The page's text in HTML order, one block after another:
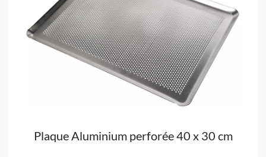
Plaque Aluminium perforée 40 x 30 cm